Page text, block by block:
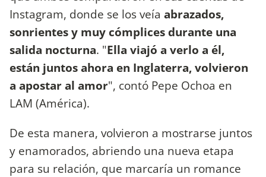
Instagram, donde se los veía abrazados,
sonrientes y muy cómplices durante una
salida nocturna. "Ella viajó a verlo a él,
están juntos ahora en Inglaterra, volvieron
a apostar al amor", contó Pepe Ochoa en
LAM (América).
De esta manera, volvieron a mostrarse juntos
y enamorados, abriendo una nueva etapa
para su relación, que marcaría un romance